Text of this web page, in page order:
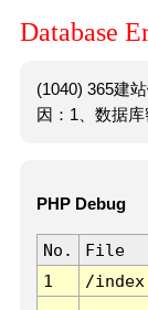
Database
(1040) 365建
因：1、数据
PHP Debug
No. File
1
/